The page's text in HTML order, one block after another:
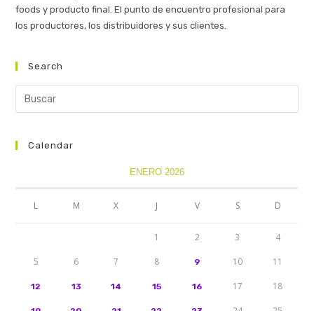
foods y producto final. El punto de encuentro profesional para
los productores, los distribuidores y sus clientes.
Search
Calendar
ENERO 2026
L M X J V S D
1 2 3 4
5 6 7 8 9 10 11
12 13 14 15 16 17 18